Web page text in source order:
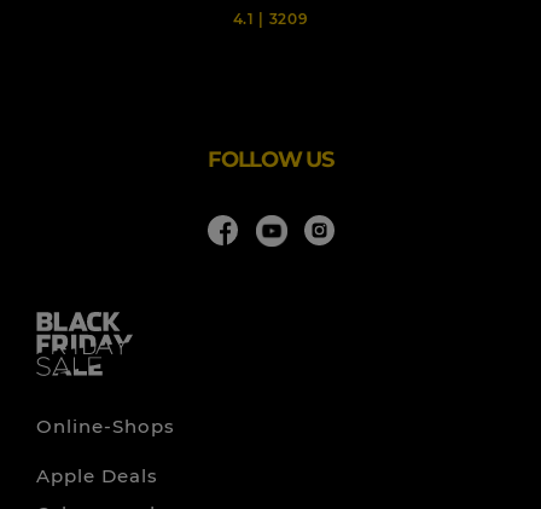
den Hund. Jedes Tier kommt auf seine Kosten, denn
4.1 | 3209
FOLLOW US
Online-Shops
Apple Deals